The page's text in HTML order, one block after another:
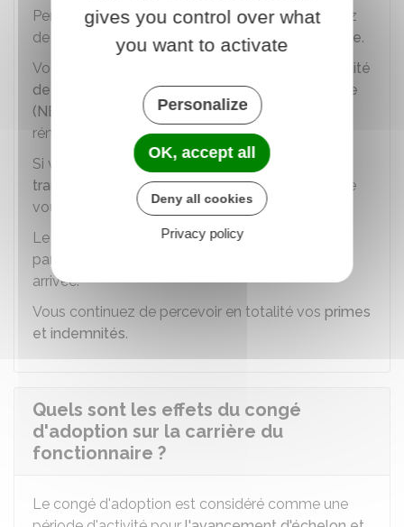
Pendant votre congé d'adoption, vous continuez
de percevoir en totalité votre traitement indiciaire.
Vous continuez de percevoir en totalité
l'indemnité
de résidence
et lanouvelle bonification indiciaire
(NBI)
si vous touchez ces compléments de
rémunération.
Si vous touchez déjà lesupplément familial de
traitement (SFT), celui-ci continue également de
vous être versé en totalité pendant votre congé.
Le SFT pour le nouvel enfant vous est versé à
partir du 1
arrivée.
Vous continuez de percevoir en totalité vos primes
et indemnités.
Quels sont les effets du congé
d'adoption sur la carrière du
fonctionnaire ?
Le congé d'adoption est considéré comme une
gives you control over what
you want to activate
Personalize
OK, accept all
Deny all cookies
Privacy policy